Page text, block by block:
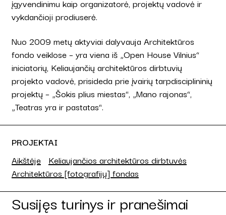
įgyvendinimu kaip organizatorė, projektų vadovė ir
vykdančioji prodiuserė.
Nuo 2009 metų aktyviai dalyvauja Architektūros
fondo veiklose – yra viena iš „Open House Vilnius“
iniciatorių, Keliaujančių architektūros dirbtuvių
projekto vadovė, prisideda prie įvairių tarpdisciplininių
projektų – „Šokis plius miestas“, „Mano rajonas“,
„Teatras yra ir pastatas“.
PROJEKTAI
Aikštėje Keliaujančios architektūros dirbtuvės
Architektūros [fotografijų] fondas
Susijęs turinys ir pranešimai